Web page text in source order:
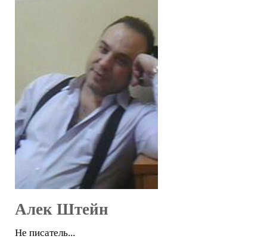
Алек Штейн
Не писатель...